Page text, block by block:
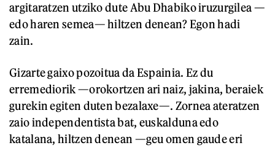
argitaratzen utziko dute Abu Dhabiko iruzurgilea —
edo haren semea— hiltzen denean? Egon hadi
zain.
Gizarte gaixo pozoitua da Espainia. Ez du
erremediorik —orokortzen ari naiz, jakina, beraiek
gurekin egiten duten bezalaxe—. Zornea ateratzen
zaio independentista bat, euskalduna edo
katalana, hiltzen denean —geu omen gaude eri